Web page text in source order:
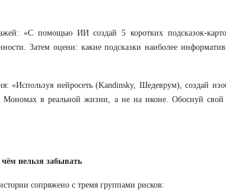
«С помощью ИИ создай 5 коротких подсказок-
Затем оцени: какие подсказки наиболее
«Используя нейросеть (Kandinsky, Шедеврум), создай
Мономах в реальной жизни, а не на иконе. Обоснуй свой
нельзя забывать
сопряжено с тремя группами рисков: